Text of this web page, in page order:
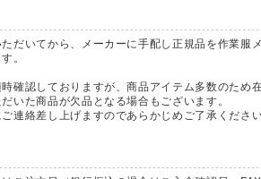
だいてから、メーカーに手配し正規品を作業服
。
確認しておりますが、商品アイテム多数のため
いた商品が欠品となる場合もございます。
連絡差し上げますのであらかじめご了承ください